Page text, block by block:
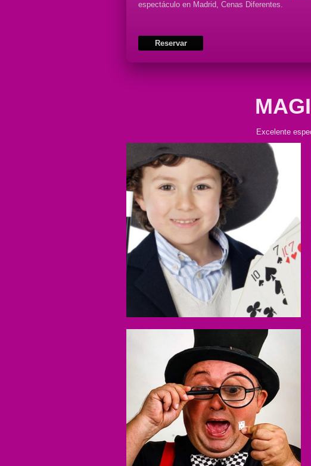
espectáculo en Madrid, Cenas Diferentes.
Reservar
Excelente